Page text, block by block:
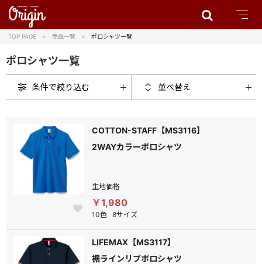
TOP PAGE 商品一覧 ポロシャツ一覧
ポロシャツ一覧
条件で絞り込む 並べ替え
COTTON-STAFF【MS3116】
2WAYカラーポロシャツ
生地価格
￥1,980
10色 8サイズ
LIFEMAX【MS3117】
裾ラインリブポロシャツ